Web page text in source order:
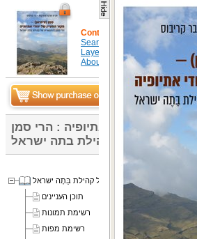
Content
Search in item
Layers
About
של יהודי אתיופיה : הרי סמן
בהיסטוריה של קהילת בתה ישראל
הרי סְמֵן בהיסטוריה של קהילת בֵּתֶה ישראל
תוכן העניינים
רשימת תמונות
רשימת מפות